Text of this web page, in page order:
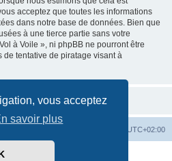
vous acceptez
savoir plus
acceptez que toutes les informations
dans notre base de données. Bien que
à une tierce partie sans votre
à Voile », ni phpBB ne pourront être
tentative de piratage visant à
UTC+02:00
® Forum Software © phpBB Limited